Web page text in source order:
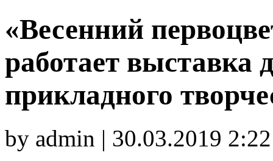
«Весенний
работает выставка
прикладного
by admin | 30.03.2019